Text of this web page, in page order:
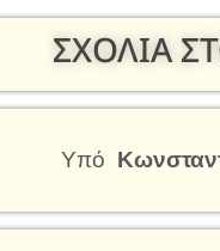
ΣΧΟΛΙΑ
Υπό